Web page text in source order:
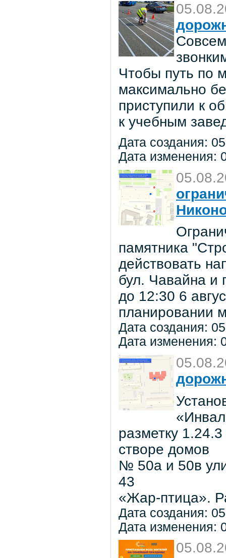
Чтобы путь по
максимально
приступили к
к учебным
Дата создания:
Дата изменения:
памятника
действовать
бул. Чавайна и
до 12:30 6
планировании
Дата создания:
Дата изменения:
разметку
створе домов
№ 50а и 50в
43
«Жар-птица».
Дата создания:
Дата изменения: